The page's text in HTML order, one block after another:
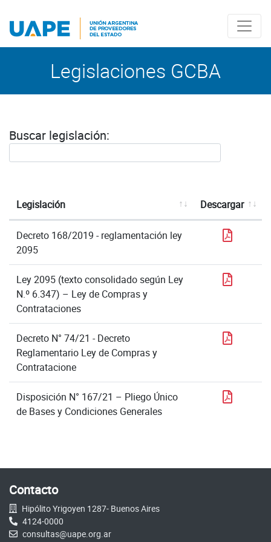
Legislaciones GCBA
Buscar legislación:
Legislación Descargar
Decreto 168/2019 - reglamentación ley
2095
PDF
Ley 2095 (texto consolidado según Ley
N.º 6.347) – Ley de Compras y
Contrataciones
PDF
Decreto N° 74/21 - Decreto
Reglamentario Ley de Compras y
Contratacione
PDF
Disposición N° 167/21 – Pliego Único
de Bases y Condiciones Generales
PDF
Contacto
Hipólito Yrigoyen 1287- Buenos Aires
4124-0000
consultas@uape.org.ar